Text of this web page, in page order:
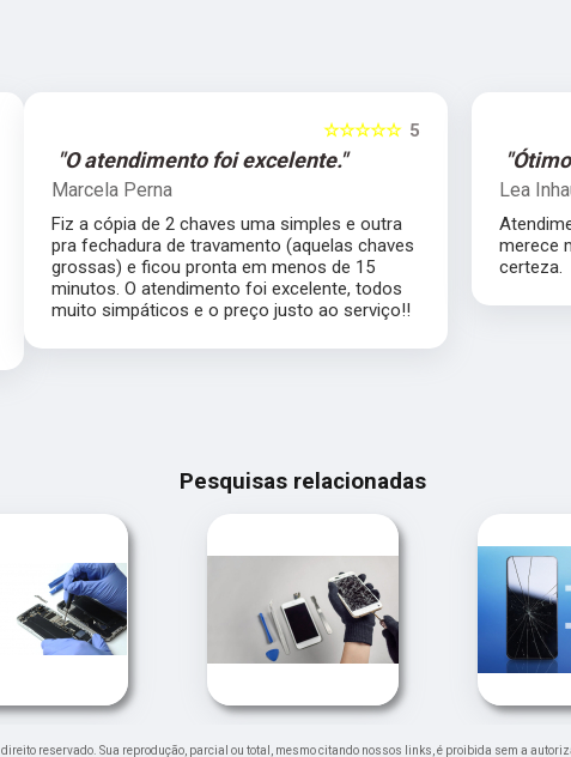
☆☆☆☆☆
"Ótimo profissional."
Lea Inhauser
Atendimento impecável, ótimo profissional
merece muito mais que 5 estrelas com
certeza.
Pesquisas relacionadas
direito reservado. Sua reprodução, parcial ou total, mesmo citando nossos links, é proibida sem a